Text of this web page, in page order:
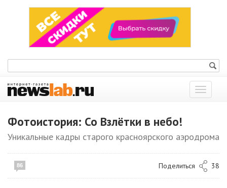
Показать
меню
Фотоистория: Со Взлётки в небо!
Уникальные кадры старого красноярского аэродрома
86 Поделиться 38